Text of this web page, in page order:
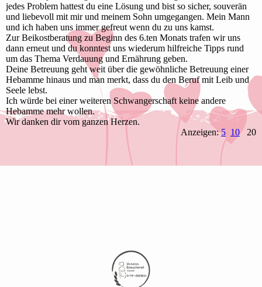
jedes Problem hattest du eine Lösung und bist so sicher, souverän
und liebevoll mit mir und meinem Sohn umgegangen. Mein Mann
und ich haben uns immer gefreut wenn du zu uns kamst.
Zur Beikostberatung zu Beginn des 6.ten Monats trafen wir uns
dann erneut und du konntest uns wiederum hilfreiche Tipps rund
um das Thema Verdauung und Ernährung geben.
Deine Betreuung geht weit über die gewöhnliche Betreuung einer
Hebamme hinaus und man merkt, dass du den Beruf mit Leib und
Seele lebst.
Ich würde bei einer weiteren Schwangerschaft keine andere
Hebamme mehr wollen.
Wir danken dir vom ganzen Herzen.
Anzeigen:5 1020